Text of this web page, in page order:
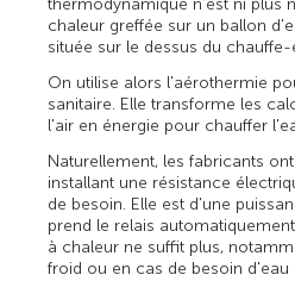
thermodynamique n'est ni plus
chaleur greffée sur un ballon
située sur le dessus du chauffe-
On utilise alors l'aérothermie
sanitaire. Elle transforme les
l'air en énergie pour chauffer
Naturellement, les fabricants
installant une résistance
de besoin. Elle est d'une
prend le relais
à chaleur ne suffit plus,
froid ou en cas de besoin d'eau